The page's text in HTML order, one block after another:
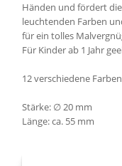
Händen und fördert
leuchtenden Farben
für ein tolles
Für Kinder ab 1 Jahr
12 verschiedene
Stärke: ∅ 20 mm
Länge: ca. 55 mm